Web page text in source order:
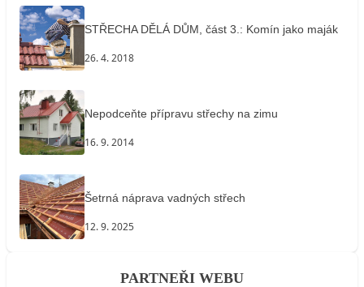
STŘECHA DĚLÁ DŮM, část 3.: Komín jako maják
26. 4. 2018
Nepodceňte přípravu střechy na zimu
16. 9. 2014
Šetrná náprava vadných střech
12. 9. 2025
PARTNEŘI WEBU